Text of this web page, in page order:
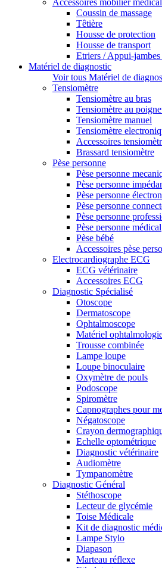
Accessoires mobilier médical
Coussin de massage
Têtière
Housse de protection
Housse de transport
Etriers / Appui-jambes
Matériel de diagnostic
Voir tous Matériel de
Tensiomètre
Tensiomètre au bras
Tensiomètre au
Tensiomètre manuel
Tensiomètre
Accessoires
Brassard tensiomètre
Pèse personne
Pèse personne
Pèse personne
Pèse personne
Pèse personne
Pèse personne
Pèse personne médical
Pèse bébé
Accessoires pèse
Electrocardiographe ECG
ECG vétérinaire
Accessoires ECG
Diagnostic Spécialisé
Otoscope
Dermatoscope
Ophtalmoscope
Matériel
Trousse combinée
Lampe loupe
Loupe binoculaire
Oxymètre de pouls
Podoscope
Spiromètre
Capnographes pour
Négatoscope
Crayon
Echelle optométrique
Diagnostic vétérinaire
Audiomètre
Tympanomètre
Diagnostic Général
Stéthoscope
Lecteur de glycémie
Toise Médicale
Kit de diagnostic
Lampe Stylo
Diapason
Marteau réflexe